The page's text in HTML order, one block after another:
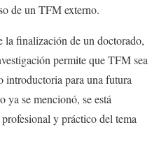
de un TFM externo.
la finalización de un doctorado,
permite que TFM sea
introductoria para una futura
ya se mencionó, se está
y práctico del tema